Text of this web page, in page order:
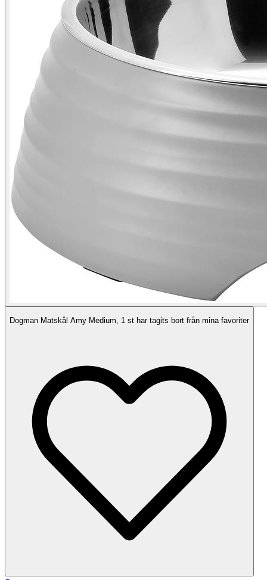
Dogman Matskål Amy Medium, 1 st har tagits bort från mina favoriter